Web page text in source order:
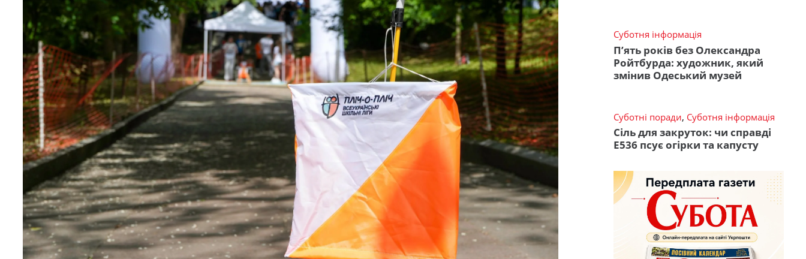
Суботня інформація
П’ять років без Олександра
Ройтбурда: художник, який
змінив Одеський музей
Суботні поради, Суботня інформація
Сіль для закруток: чи справді
Е536 псує огірки та капусту